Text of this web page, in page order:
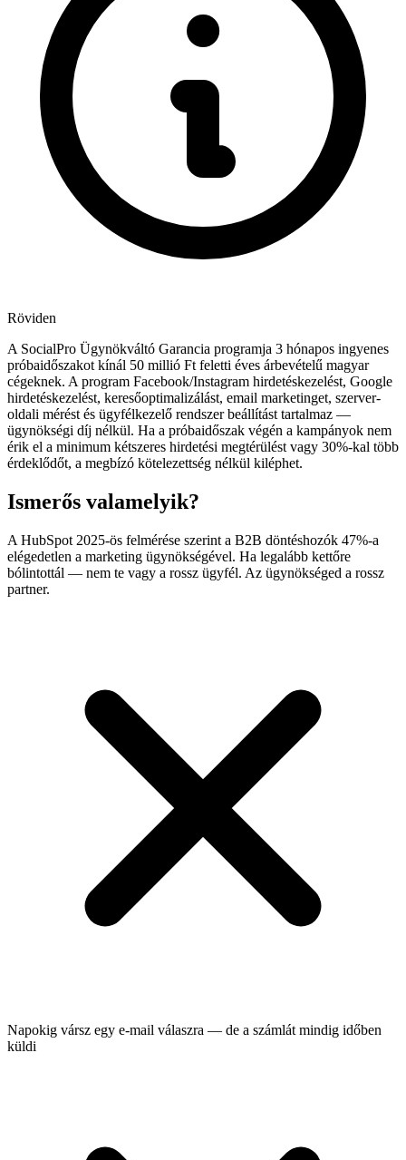
Röviden
A SocialPro Ügynökváltó Garancia programja 3 hónapos ingyenes
próbaidőszakot kínál 50 millió Ft feletti éves árbevételű magyar
cégeknek. A program Facebook/Instagram hirdetéskezelést, Google
hirdetéskezelést, keresőoptimalizálást, email marketinget, szerver-
oldali mérést és ügyfélkezelő rendszer beállítást tartalmaz —
ügynökségi díj nélkül. Ha a próbaidőszak végén a kampányok nem
érik el a minimum kétszeres hirdetési megtérülést vagy 30%-kal több
érdeklődőt, a megbízó kötelezettség nélkül kiléphet.
Ismerős valamelyik?
A HubSpot 2025-ös felmérése szerint a B2B döntéshozók 47%-a
elégedetlen a marketing ügynökségével. Ha legalább kettőre
bólintottál — nem te vagy a rossz ügyfél. Az ügynökséged a rossz
partner.
Napokig vársz egy e-mail válaszra — de a számlát mindig időben
küldi